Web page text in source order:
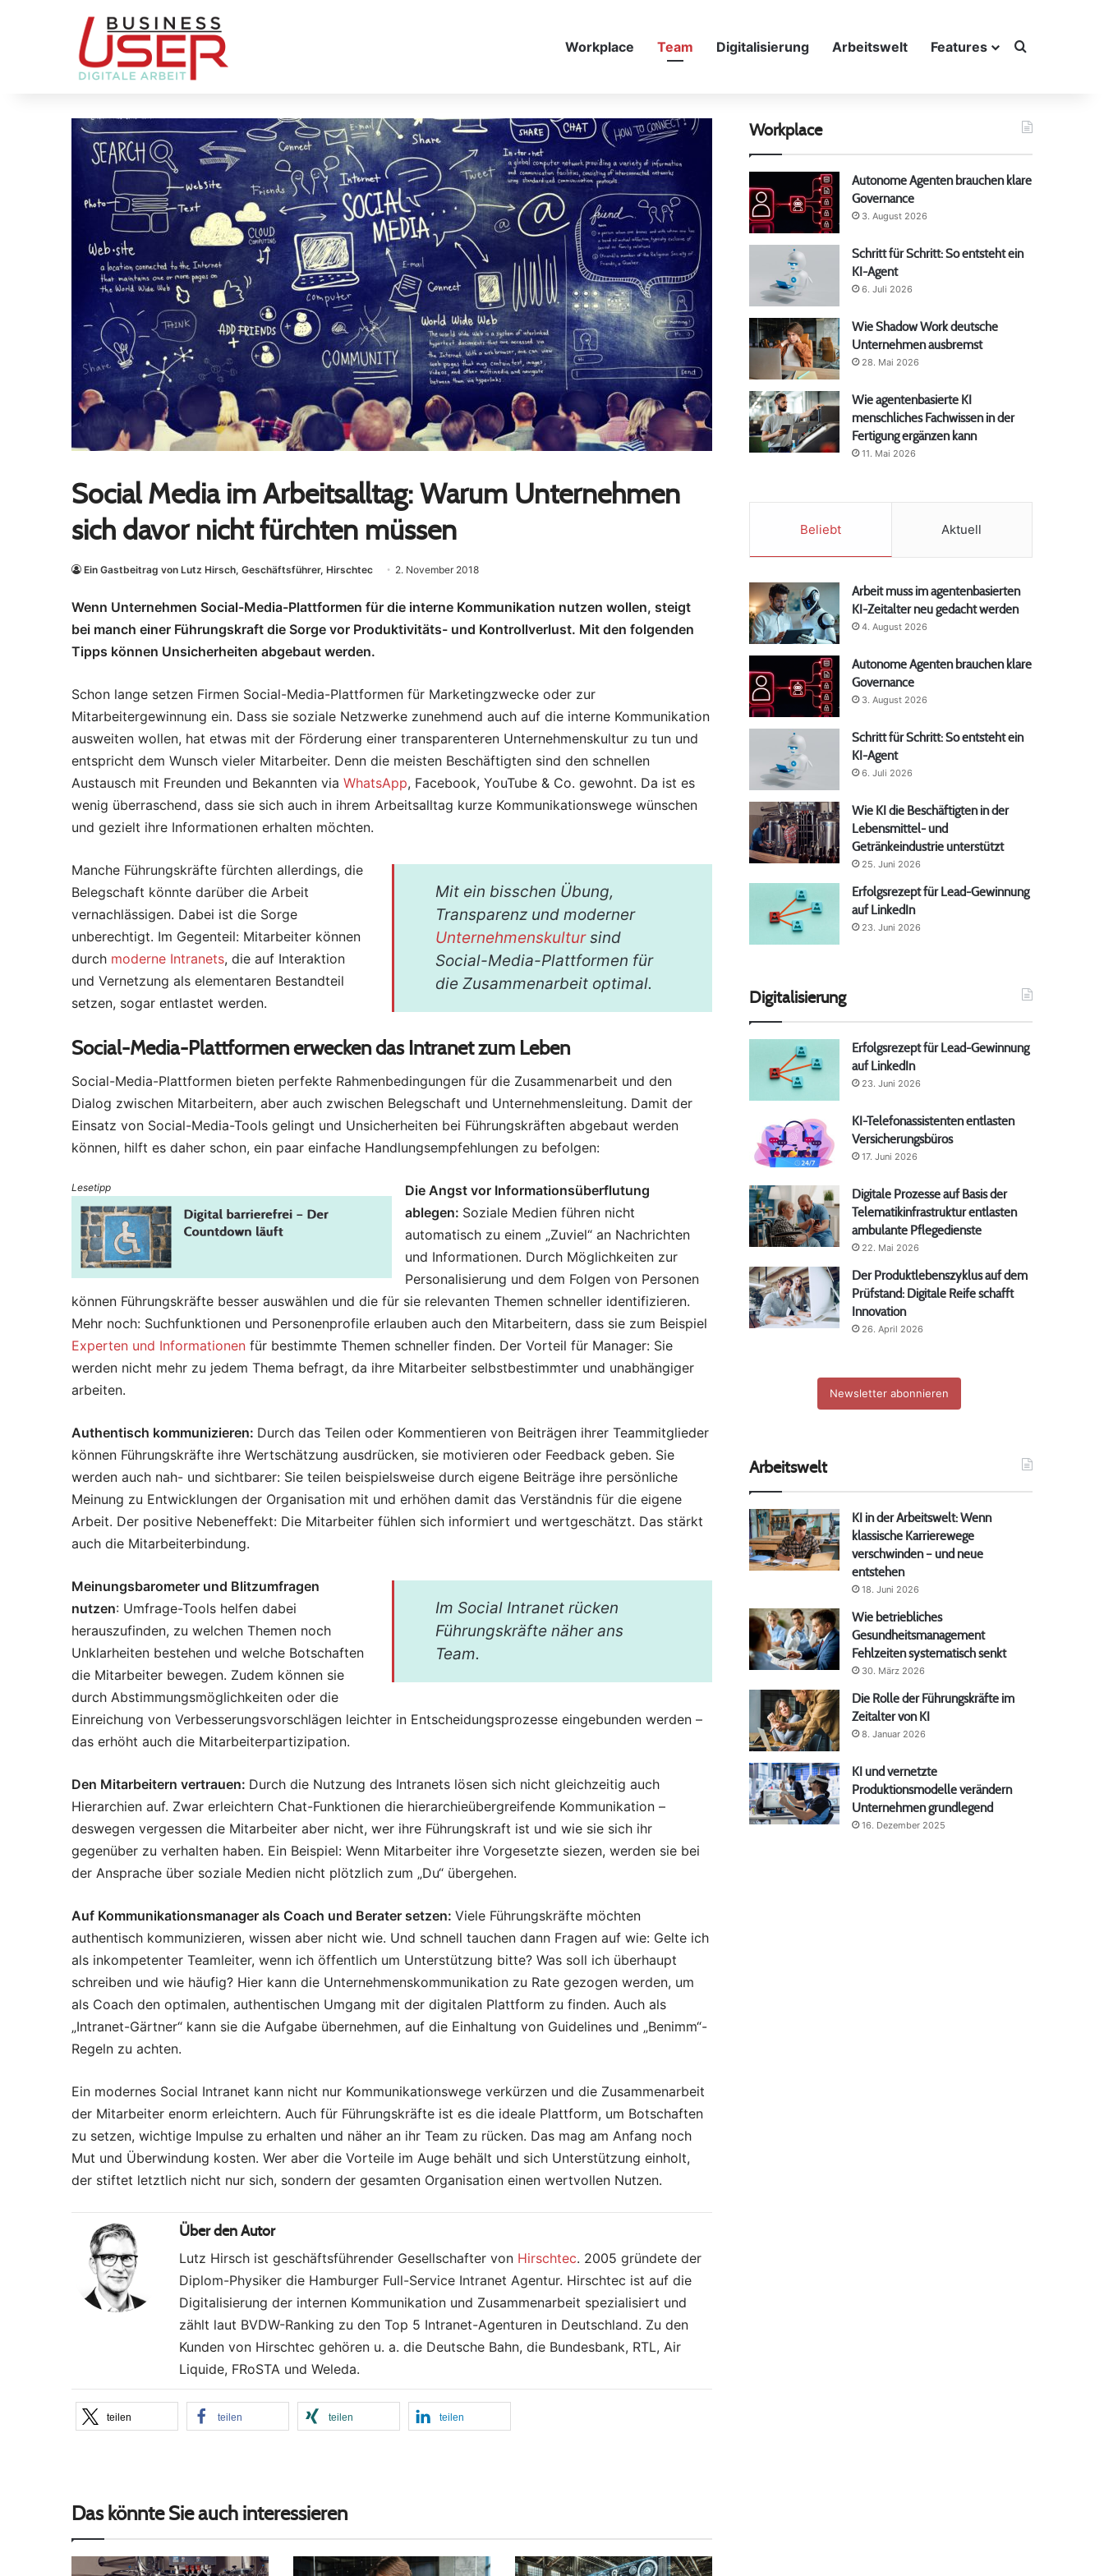
Workplace Team Digitalisierung Arbeitswelt Features Suche nach
Social Media im Arbeitsalltag: Warum Unternehmen
sich davor nicht fürchten müssen
Ein Gastbeitrag von Lutz Hirsch, Geschäftsführer, Hirschtec 2. November 2018
Wenn Unternehmen Social-Media-Plattformen für die interne Kommunikation nutzen wollen, steigt
bei manch einer Führungskraft die Sorge vor Produktivitäts- und Kontrollverlust. Mit den folgenden
Tipps können Unsicherheiten abgebaut werden.
Schon lange setzen Firmen Social-Media-Plattformen für Marketingzwecke oder zur
Mitarbeitergewinnung ein. Dass sie soziale Netzwerke zunehmend auch auf die interne Kommunikation
ausweiten wollen, hat etwas mit der Förderung einer transparenteren Unternehmenskultur zu tun und
entspricht dem Wunsch vieler Mitarbeiter. Denn die meisten Beschäftigten sind den schnellen
Austausch mit Freunden und Bekannten via WhatsApp, Facebook, YouTube & Co. gewohnt. Da ist es
wenig überraschend, dass sie sich auch in ihrem Arbeitsalltag kurze Kommunikationswege wünschen
und gezielt ihre Informationen erhalten möchten.
Mit ein bisschen Übung,
Transparenz und moderner
Unternehmenskultursind
Social-Media-Plattformen für
die Zusammenarbeit optimal.
Manche Führungskräfte fürchten allerdings, die
Belegschaft könnte darüber die Arbeit
vernachlässigen. Dabei ist die Sorge
unberechtigt. Im Gegenteil: Mitarbeiter können
durch moderne Intranets, die auf Interaktion
und Vernetzung als elementaren Bestandteil
setzen, sogar entlastet werden.
Social-Media-Plattformen erwecken das Intranet zum Leben
Social-Media-Plattformen bieten perfekte Rahmenbedingungen für die Zusammenarbeit und den
Dialog zwischen Mitarbeitern, aber auch zwischen Belegschaft und Unternehmensleitung. Damit der
Einsatz von Social-Media-Tools gelingt und Unsicherheiten bei Führungskräften abgebaut werden
können, hilft es daher schon, ein paar einfache Handlungsempfehlungen zu befolgen:
Lesetipp
Die Angst vor Informationsüberflutung
ablegen: Soziale Medien führen nicht
automatisch zu einem „Zuviel“ an Nachrichten
und Informationen. Durch Möglichkeiten zur
Personalisierung und dem Folgen von Personen
können Führungskräfte besser auswählen und die für sie relevanten Themen schneller identifizieren.
Mehr noch: Suchfunktionen und Personenprofile erlauben auch den Mitarbeitern, dass sie zum Beispiel
Experten und Informationen für bestimmte Themen schneller finden. Der Vorteil für Manager: Sie
werden nicht mehr zu jedem Thema befragt, da ihre Mitarbeiter selbstbestimmter und unabhängiger
arbeiten.
Authentisch kommunizieren: Durch das Teilen oder Kommentieren von Beiträgen ihrer Teammitglieder
können Führungskräfte ihre Wertschätzung ausdrücken, sie motivieren oder Feedback geben. Sie
werden auch nah- und sichtbarer: Sie teilen beispielsweise durch eigene Beiträge ihre persönliche
Meinung zu Entwicklungen der Organisation mit und erhöhen damit das Verständnis für die eigene
Arbeit. Der positive Nebeneffekt: Die Mitarbeiter fühlen sich informiert und wertgeschätzt. Das stärkt
auch die Mitarbeiterbindung.
Im Social Intranet rücken
Führungskräfte näher ans
Team.
Meinungsbarometer und Blitzumfragen
nutzen: Umfrage-Tools helfen dabei
herauszufinden, zu welchen Themen noch
Unklarheiten bestehen und welche Botschaften
die Mitarbeiter bewegen. Zudem können sie
durch Abstimmungsmöglichkeiten oder die
Einreichung von Verbesserungsvorschlägen leichter in Entscheidungsprozesse eingebunden werden –
das erhöht auch die Mitarbeiterpartizipation.
Den Mitarbeitern vertrauen: Durch die Nutzung des Intranets lösen sich nicht gleichzeitig auch
Hierarchien auf. Zwar erleichtern Chat-Funktionen die hierarchieübergreifende Kommunikation –
deswegen vergessen die Mitarbeiter aber nicht, wer ihre Führungskraft ist und wie sie sich ihr
gegenüber zu verhalten haben. Ein Beispiel: Wenn Mitarbeiter ihre Vorgesetzte siezen, werden sie bei
der Ansprache über soziale Medien nicht plötzlich zum „Du“ übergehen.
Auf Kommunikationsmanager als Coach und Berater setzen: Viele Führungskräfte möchten
authentisch kommunizieren, wissen aber nicht wie. Und schnell tauchen dann Fragen auf wie: Gelte ich
als inkompetenter Teamleiter, wenn ich öffentlich um Unterstützung bitte? Was soll ich überhaupt
schreiben und wie häufig? Hier kann die Unternehmenskommunikation zu Rate gezogen werden, um
als Coach den optimalen, authentischen Umgang mit der digitalen Plattform zu finden. Auch als
„Intranet-Gärtner“ kann sie die Aufgabe übernehmen, auf die Einhaltung von Guidelines und „Benimm“-
Regeln zu achten.
Ein modernes Social Intranet kann nicht nur Kommunikationswege verkürzen und die Zusammenarbeit
der Mitarbeiter enorm erleichtern. Auch für Führungskräfte ist es die ideale Plattform, um Botschaften
zu setzen, wichtige Impulse zu erhalten und näher an ihr Team zu rücken. Das mag am Anfang noch
Mut und Überwindung kosten. Wer aber die Vorteile im Auge behält und sich Unterstützung einholt,
der stiftet letztlich nicht nur sich, sondern der gesamten Organisation einen wertvollen Nutzen.
Über den Autor
Lutz Hirsch ist geschäftsführender Gesellschafter von Hirschtec. 2005 gründete der
Diplom-Physiker die Hamburger Full-Service Intranet Agentur. Hirschtec ist auf die
Digitalisierung der internen Kommunikation und Zusammenarbeit spezialisiert und
zählt laut BVDW-Ranking zu den Top 5 Intranet-Agenturen in Deutschland. Zu den
Kunden von Hirschtec gehören u. a. die Deutsche Bahn, die Bundesbank, RTL, Air
Liquide, FRoSTA und Weleda.
teilen teilen teilen teilen
Das könnte Sie auch interessieren
Workplace
Autonome Agenten brauchen klare
Governance
3. August 2026
Schritt für Schritt: So entsteht ein
KI-Agent
6. Juli 2026
Wie Shadow Work deutsche
Unternehmen ausbremst
28. Mai 2026
Wie agentenbasierte KI
menschliches Fachwissen in der
Fertigung ergänzen kann
11. Mai 2026
Beliebt Aktuell
Arbeit muss im agentenbasierten
KI-Zeitalter neu gedacht werden
4. August 2026
Autonome Agenten brauchen klare
Governance
3. August 2026
Schritt für Schritt: So entsteht ein
KI-Agent
6. Juli 2026
Wie KI die Beschäftigten in der
Lebensmittel- und
Getränkeindustrie unterstützt
25. Juni 2026
Erfolgsrezept für Lead-Gewinnung
auf LinkedIn
23. Juni 2026
Digitalisierung
Erfolgsrezept für Lead-Gewinnung
auf LinkedIn
23. Juni 2026
KI-Telefonassistenten entlasten
Versicherungsbüros
17. Juni 2026
Digitale Prozesse auf Basis der
Telematikinfrastruktur entlasten
ambulante Pflegedienste
22. Mai 2026
Der Produktlebenszyklus auf dem
Prüfstand: Digitale Reife schafft
Innovation
26. April 2026
Newsletter abonnieren
Arbeitswelt
KI in der Arbeitswelt: Wenn
klassische Karrierewege
verschwinden – und neue
entstehen
18. Juni 2026
Wie betriebliches
Gesundheitsmanagement
Fehlzeiten systematisch senkt
30. März 2026
Die Rolle der Führungskräfte im
Zeitalter von KI
8. Januar 2026
KI und vernetzte
Produktionsmodelle verändern
Unternehmen grundlegend
16. Dezember 2025